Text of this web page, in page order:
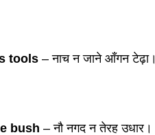
tools – नाच न जाने आँगन टेढ़ा।
bush – नौ नगद न तेरह उधार।